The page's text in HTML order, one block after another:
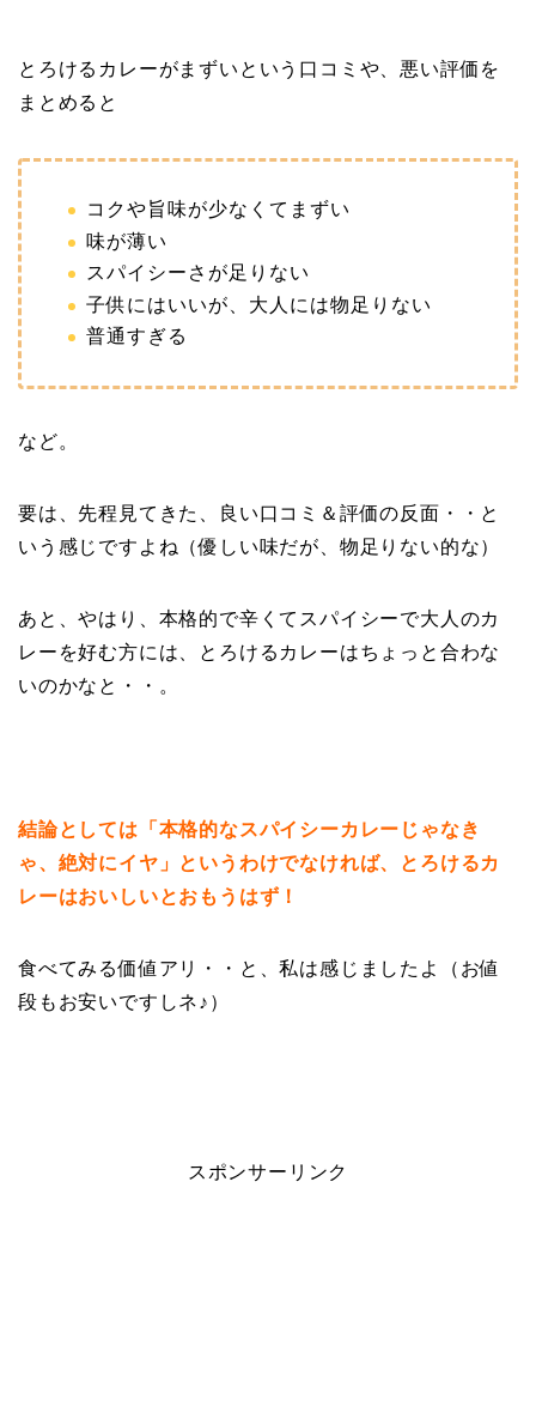
とろけるカレーがまずいという口コミや、悪い評価を
まとめると
コクや旨味が少なくてまずい
味が薄い
スパイシーさが足りない
子供にはいいが、大人には物足りない
普通すぎる
など。
要は、先程見てきた、良い口コミ＆評価の反面・・と
いう感じですよね（優しい味だが、物足りない的な）
あと、やはり、本格的で辛くてスパイシーで大人のカ
レーを好む方には、とろけるカレーはちょっと合わな
いのかなと・・。
結論としては「本格的なスパイシーカレーじゃなき
ゃ、絶対にイヤ」というわけでなければ、とろけるカ
レーはおいしいとおもうはず！
食べてみる価値アリ・・と、私は感じましたよ（お値
段もお安いですしネ♪）
スポンサーリンク